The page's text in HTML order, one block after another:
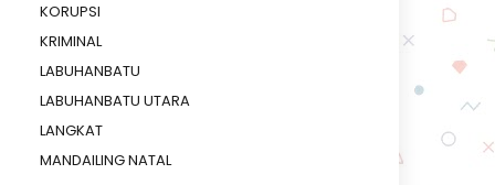
KORUPSI
KRIMINAL
LABUHANBATU
LABUHANBATU UTARA
LANGKAT
MANDAILING NATAL